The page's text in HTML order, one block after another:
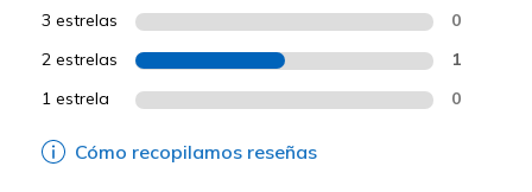
3 estrelas 0
2 estrelas 1
1 estrela 0
Cómo recopilamos reseñas